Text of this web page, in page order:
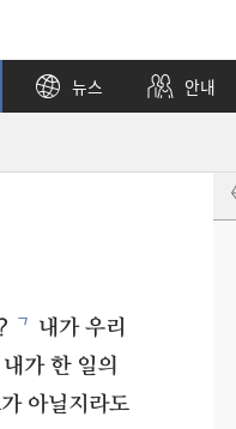
뉴스 안내
ㄱ 내가 우리
가 한 일의
아닐지라도